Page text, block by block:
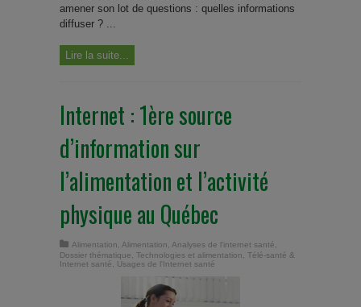
amener son lot de questions : quelles informations
diffuser ? ...
Lire la suite...
Internet : 1ère source
d’information sur
l’alimentation et l’activité
physique au Québec
Alimentation Alimentation Analyses de l'internet santé
Dossier thématique
Technologies et alimentation
Télé-santé &
Internet santé
Usages de l'Internet santé